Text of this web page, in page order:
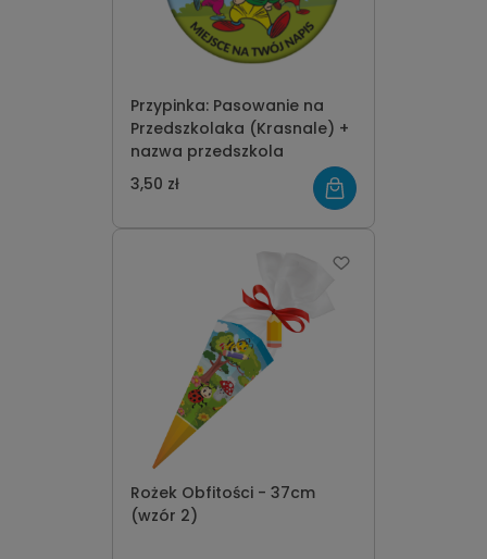
Przypinka: Pasowanie na
Przedszkolaka (Krasnale) +
nazwa przedszkola
3,50 zł
Rożek Obfitości - 37cm
(wzór 2)